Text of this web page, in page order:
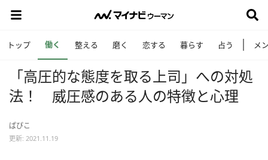
トップ 働く 整える 磨く 恋する 暮らす 占う メ
「高圧的な態度を取る上司」への対処
法！ 威圧感のある人の特徴と心理
ぱぴこ
更新: 2021.11.19